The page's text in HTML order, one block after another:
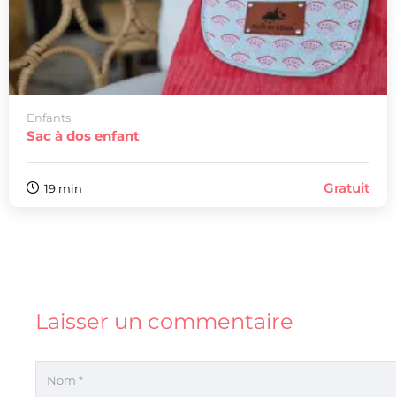
Enfants
Sac à dos enfant
19 min Gratuit
Laisser un commentaire